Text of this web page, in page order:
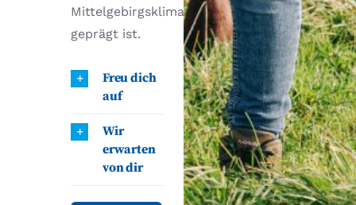
Mittelgebirgsklima
geprägt ist.
Freu dich
auf
Wir
erwarten
von dir